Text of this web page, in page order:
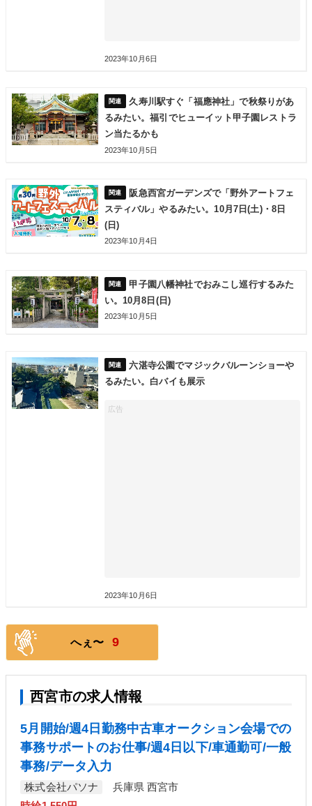
2023年10月6日
久寿川駅すぐ「福應神社」で秋祭りがあ
るみたい。福引でヒューイット甲子園レストラ
ン当たるかも
2023年10月5日
阪急西宮ガーデンズで「野外アートフェ
スティバル」やるみたい。10月7日(土)・8日
(日)
2023年10月4日
甲子園八幡神社でおみこし巡行するみた
い。10月8日(日)
2023年10月5日
六湛寺公園でマジックバルーンショーや
るみたい。白バイも展示
2023年10月6日
へぇ〜 9
西宮市の求人情報
5月開始/週4日勤務中古車オークション会場での
事務サポートのお仕事/週4日以下/車通勤可/一般
事務/データ入力
株式会社パソナ
兵庫県 西宮市